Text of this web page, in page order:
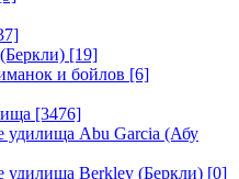
[19]
и бойлов [6]
[3476]
Abu Garcia (Абу
Berkley (Беркли) [0]